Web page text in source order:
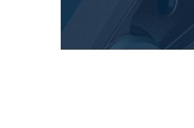
Boîtiers et renvois
Boîtiers Pump Drive
Embrayages